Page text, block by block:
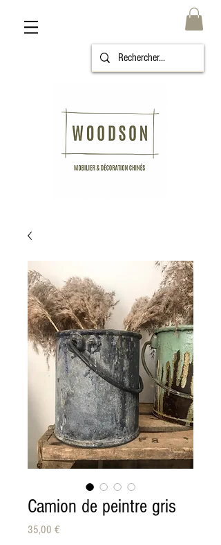
Camion de peintre gris
35,00 €Prix